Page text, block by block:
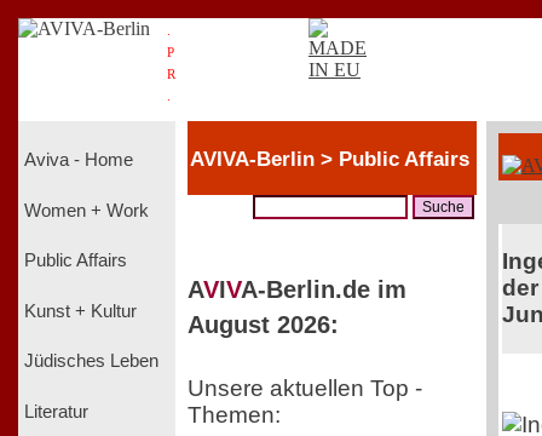
P
R
Aviva - Home
Women + Work
Public Affairs
Kunst + Kultur
Jüdisches Leben
Literatur
AVIVA-Berlin > Public Affairs
AVIVA-Berlin.de im
August 2026:
Unsere aktuellen Top -
Themen: